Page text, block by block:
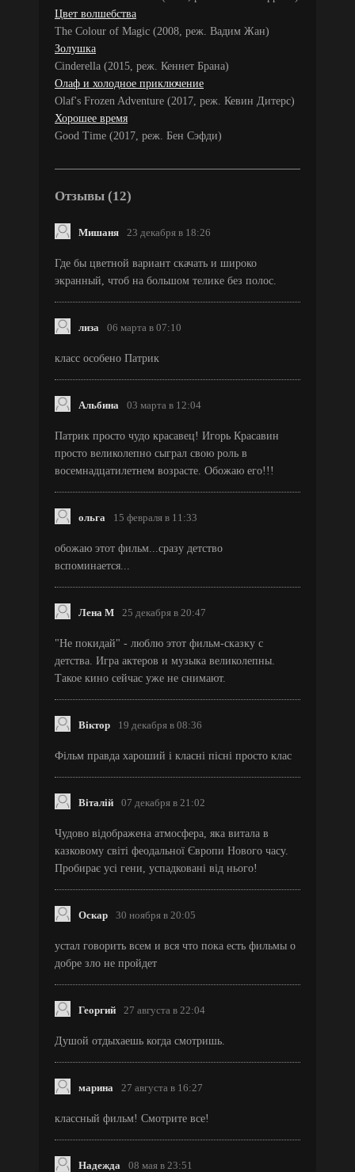
Цвет волшебства
The Colour of Magic (2008, реж. Вадим Жан)
Золушка
Cinderella (2015, реж. Кеннет Брана)
Олаф и холодное приключение
Olaf's Frozen Adventure (2017, реж. Кевин Дитерс)
Хорошее время
Good Time (2017, реж. Бен Сэфди)
Отзывы (12)
Мишаня 23 декабря в 18:26
Где бы цветной вариант скачать и широко
экранный, чтоб на большом телике без полос.
лиза 06 марта в 07:10
класс особено Патрик
Альбина 03 марта в 12:04
Патрик просто чудо красавец! Игорь Красавин
просто великолепно сыграл свою роль в
восемнадцатилетнем возрасте. Обожаю его!!!
ольга 15 февраля в 11:33
обожаю этот фильм...сразу детство
вспоминается...
Лена М 25 декабря в 20:47
"Не покидай" - люблю этот фильм-сказку с
детства. Игра актеров и музыка великолепны.
Такое кино сейчас уже не снимают.
Віктор 19 декабря в 08:36
Фільм правда хароший і класні пісні просто клас
Віталій 07 декабря в 21:02
Чудово відображена атмосфера, яка витала в
казковому світі феодальної Європи Нового часу.
Пробирає усі гени, успадковані від нього!
Оскар 30 ноября в 20:05
устал говорить всем и вся что пока есть фильмы о
добре зло не пройдет
Георгий 27 августа в 22:04
Душой отдыхаешь когда смотришь.
марина 27 августа в 16:27
классный фильм! Смотрите все!
Надежда 08 мая в 23:51